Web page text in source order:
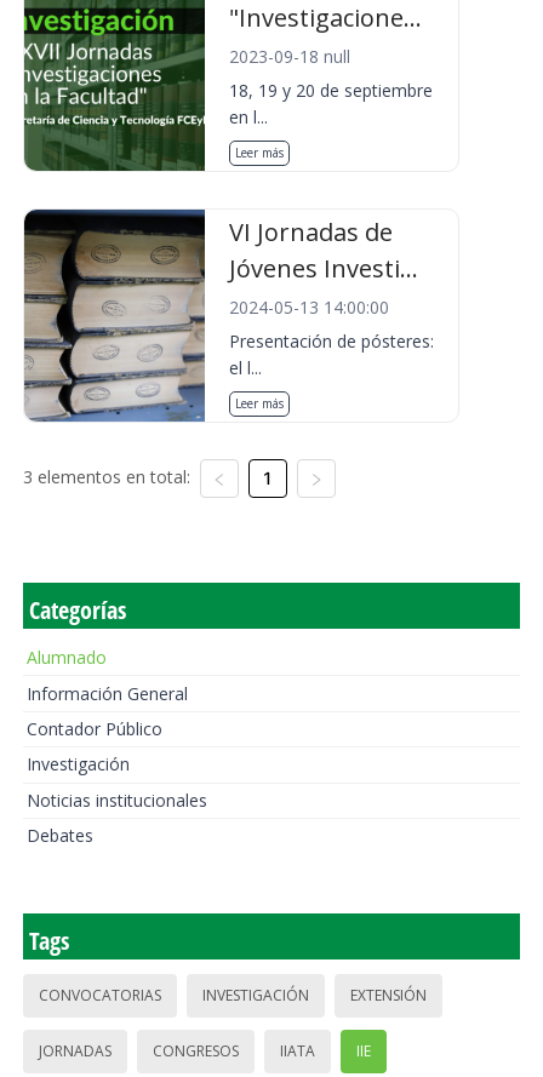
"Investigacione...
2023-09-18 null
18, 19 y 20 de septiembre
en l...
Leer más
VI Jornadas de
Jóvenes Investi...
2024-05-13 14:00:00
Presentación de pósteres:
el l...
Leer más
3 elementos en total: 1
Categorías
Alumnado
Información General
Contador Público
Investigación
Noticias institucionales
Debates
Tags
CONVOCATORIAS INVESTIGACIÓN EXTENSIÓN
JORNADAS CONGRESOS IIATA IIE